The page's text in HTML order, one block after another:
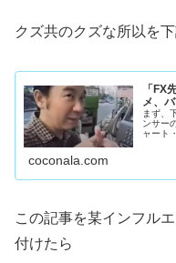
クズ共のクズな所以を
「FX
メ、
まず、
ンサー
ャート
coconala.com
この記事を某インフル
付けたら